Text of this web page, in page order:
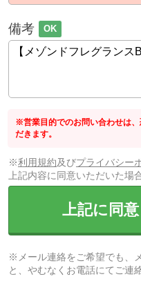
備考 OK
※営業目的でのお問い合わせは
だきます。
※利用規約及びプライバシー
上記内容に同意いただいた場
上記に同
※メール連絡をご希望でも、
と、やむなくお電話にてご連